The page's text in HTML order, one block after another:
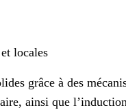
locales
grâce à des
ainsi que